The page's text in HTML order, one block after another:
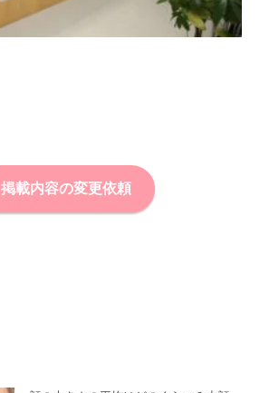
掲載内容の変更依頼